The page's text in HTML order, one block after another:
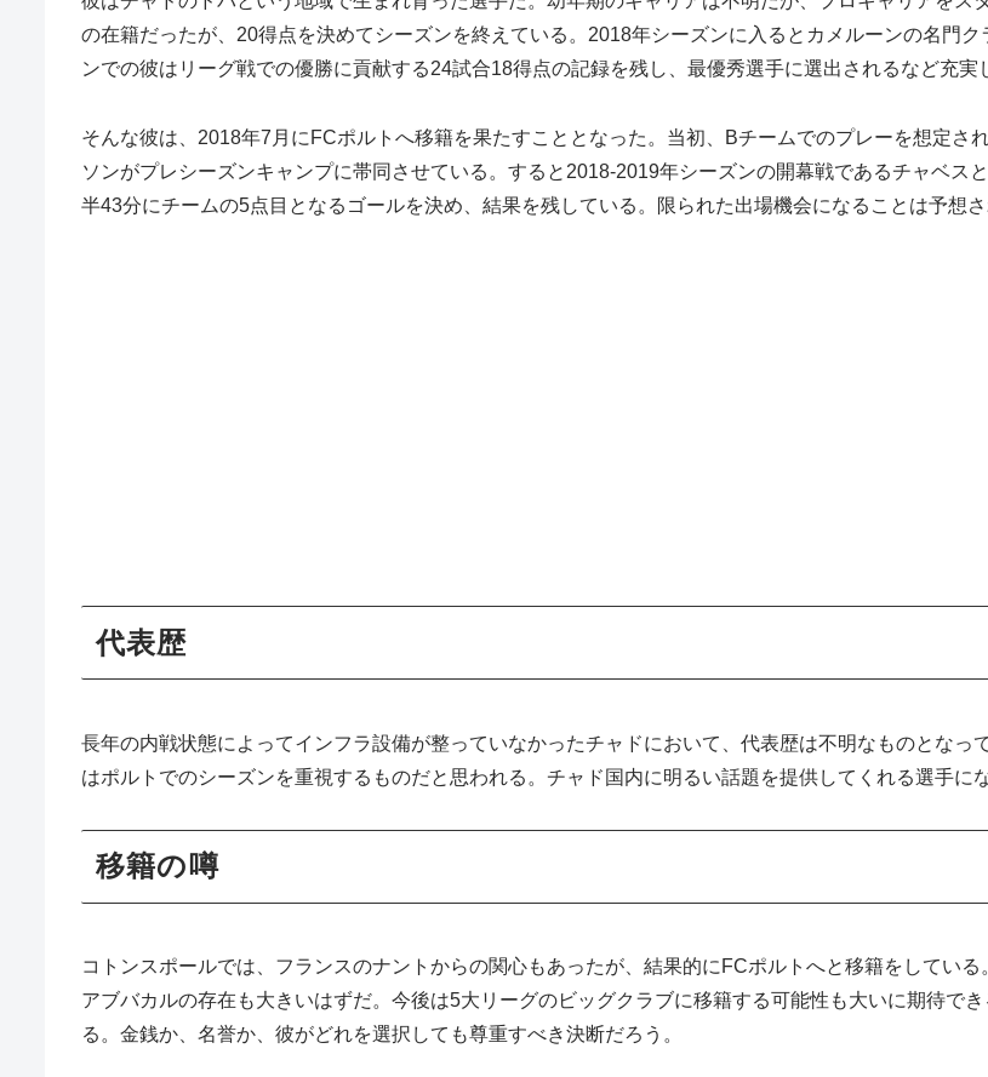
の在籍だったが、20得点を決めてシーズンを終えている。2018年シーズンに入るとカメルーンの名門
ンでの彼はリーグ戦での優勝に貢献する24試合18得点の記録を残し、最優秀選手に選出されるなど充実
そんな彼は、2018年7月にFCポルトへ移籍を果たすこととなった。当初、Bチームでのプレーを想定さ
ソンがプレシーズンキャンプに帯同させている。すると2018-2019年シーズンの開幕戦であるチャベス
半43分にチームの5点目となるゴールを決め、結果を残している。限られた出場機会になることは予想
代表歴
長年の内戦状態によってインフラ設備が整っていなかったチャドにおいて、代表歴は不明なものとな
はポルトでのシーズンを重視するものだと思われる。チャド国内に明るい話題を提供してくれる選手に
移籍の噂
コトンスポールでは、フランスのナントからの関心もあったが、結果的にFCポルトへと移籍をしてい
アブバカルの存在も大きいはずだ。今後は5大リーグのビッグクラブに移籍する可能性も大いに期待で
る。金銭か、名誉か、彼がどれを選択しても尊重すべき決断だろう。